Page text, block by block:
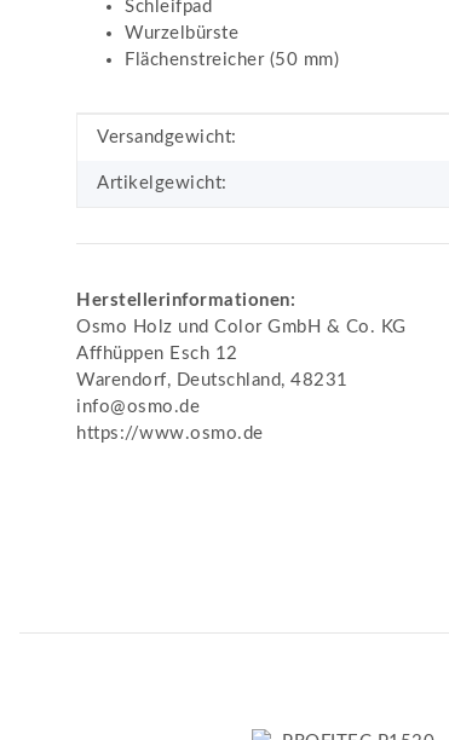
Schleifpad
Wurzelbürste
Flächenstreicher (50 mm)
Produkteigenschaft
Wert
Versandgewicht:
Artikelgewicht:
Herstellerinformationen:
Osmo Holz und Color GmbH & Co. KG
Affhüppen Esch 12
Warendorf, Deutschland, 48231
info@osmo.de
https://www.osmo.de